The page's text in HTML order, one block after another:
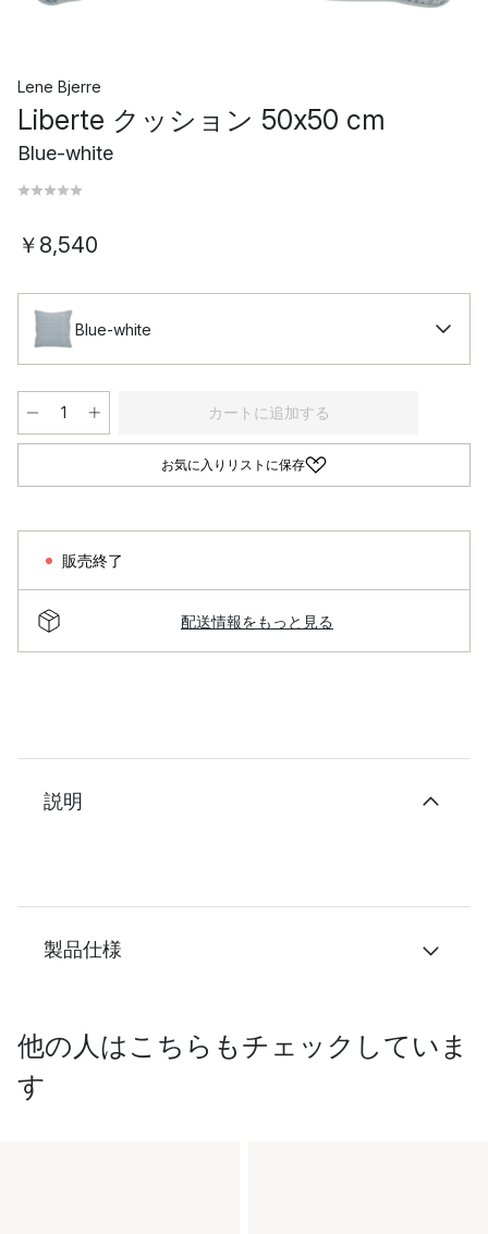
Lene Bjerre
Liberte クッション 50x50 cm
Blue-white
￥8,540
Blue-white
カートに追加する
お気に入りリストに保存
販売終了
配送情報をもっと見る
説明
製品仕様
他の人はこちらもチェックしていま
す